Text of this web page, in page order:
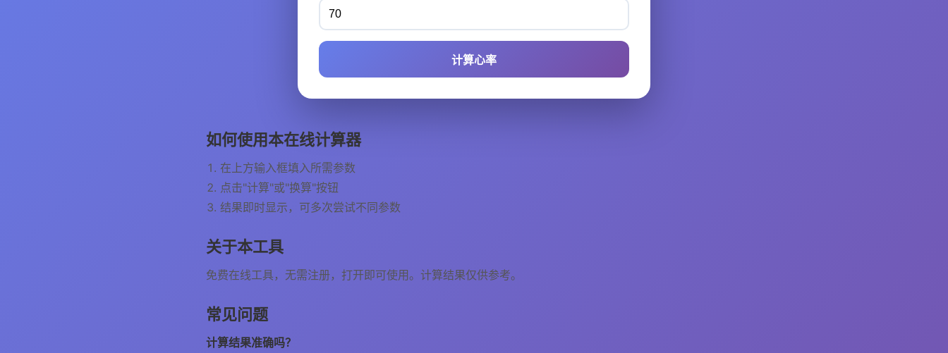
计算心率
如何使用本在线计算器
在上方输入框填入所需参数
点击"计算"或"换算"按钮
结果即时显示，可多次尝试不同参数
关于本工具
免费在线工具，无需注册，打开即可使用。计算结果仅供参考。
常见问题
计算结果准确吗？